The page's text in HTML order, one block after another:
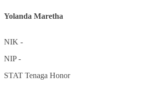
Yolanda Maretha
NIK -
NIP-
STAT Tenaga Honor